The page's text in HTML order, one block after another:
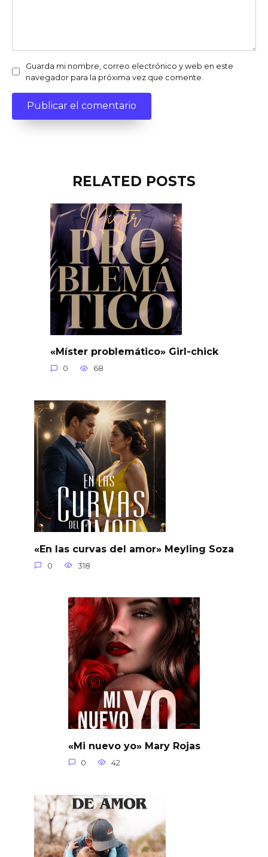
Guarda mi nombre, correo electrónico y web en este
navegador para la próxima vez que comente.
RELATED POSTS
«Míster problemático» Girl-chick
0 68
«En las curvas del amor» Meyling Soza
0 318
«Mi nuevo yo» Mary Rojas
0 42